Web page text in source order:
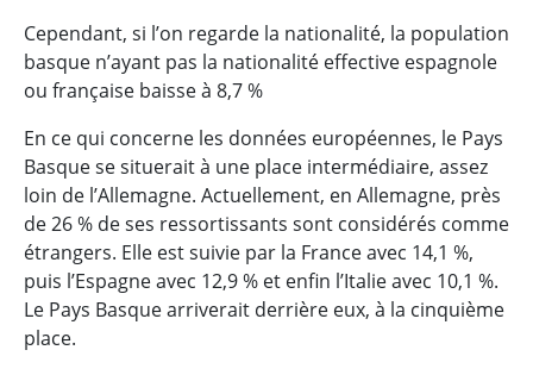
Cependant, si l’on regarde la nationalité, la population
basque n’ayant pas la nationalité effective espagnole
ou française baisse à 8,7 %
En ce qui concerne les données européennes, le Pays
Basque se situerait à une place intermédiaire, assez
loin de l’Allemagne. Actuellement, en Allemagne, près
de 26 % de ses ressortissants sont considérés comme
étrangers. Elle est suivie par la France avec 14,1 %,
puis l’Espagne avec 12,9 % et enfin l’Italie avec 10,1 %.
Le Pays Basque arriverait derrière eux, à la cinquième
place.